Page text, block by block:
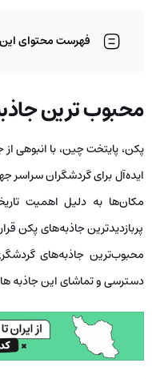
فهرست محتوای این
محبوب ترین
پکن، پایتخت چین، با انبوهی
ایده‌آل برای گردشگران سراسر
مکان‌ها به دلیل اهمیت
پربازدیدترین جاذبه‌های پکن
محبوب‌ترین جاذبه‌های
دسترسی و تماشای این جاذبه ها